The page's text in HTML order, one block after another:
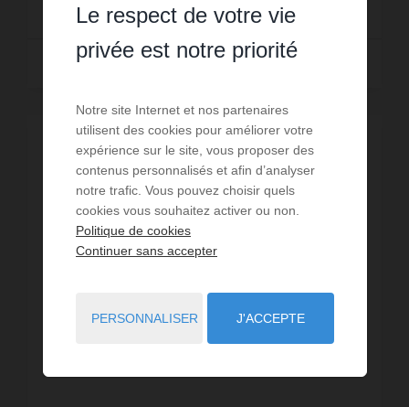
Lire la suite
EXCLUSIVITÉ
Le respect de votre vie
privée est notre priorité
Notre site Internet et nos partenaires
utilisent des cookies pour améliorer votre
expérience sur le site, vous proposer des
contenus personnalisés et afin d’analyser
notre trafic. Vous pouvez choisir quels
cookies vous souhaitez activer ou non.
Politique de cookies
Continuer sans accepter
PERSONNALISER J'ACCEPTE